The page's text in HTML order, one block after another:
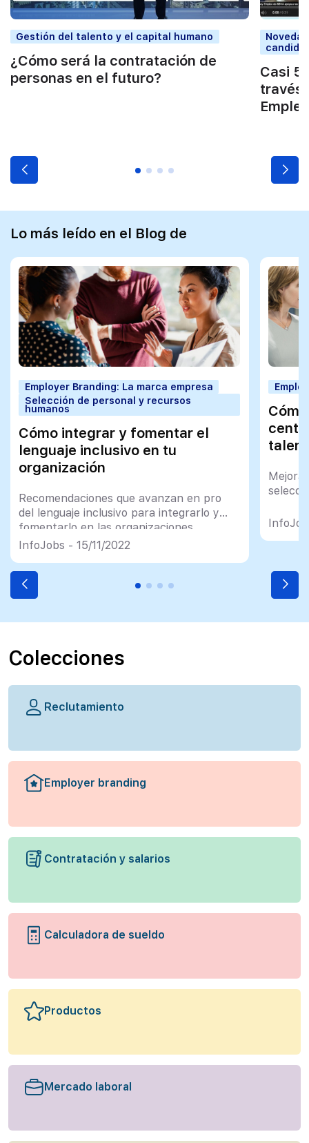
Gestión del talento y el capital humano
¿Cómo será la contratación de
personas en el futuro?
Casi
través
Lo más leído en el Blog de
Employer Branding: La marca empresa
Selección de personal y recursos
humanos
Cómo integrar y fomentar el
lenguaje inclusivo en tu
organización
Recomendaciones que avanzan en pro
del lenguaje inclusivo para integrarlo y
fomentarlo en las organizaciones.
InfoJobs - 15/11/2022
Mejora
Colecciones
Reclutamiento
Employer branding
Contratación y salarios
Calculadora de sueldo
Productos
Mercado laboral